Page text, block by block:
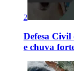
2
Defesa
e chuva